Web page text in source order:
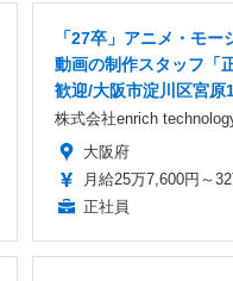
「27卒」アニメ・モ
動画の制作スタッフ「
歓迎/大阪市淀川区宮原
株式会社enrich
大阪府
月給25万7,600円～
正社員